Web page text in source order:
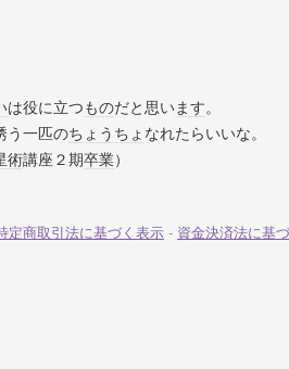
は役に立つものだと思います。
う一匹のちょうちょ なれたらいいな。
術講座２期卒業）
定商取引法に基づく表示 - 資金決済法に基